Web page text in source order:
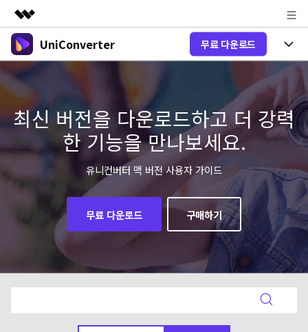
주요 제품
AIGC 크리에이티비티
유틸리티
비즈니스
솔루션
회사 소개
뉴스룸
플랜 및 가격
도움말 센터
UniConverter 무료 다운로드
제품 선택
올인원 미디어 툴박스
유니컨버터-윈도우 버전
제품 기능
음성 텍스트 변환
음성/동영상을 텍스트로 빠르고 정확
하게 변환하세요.
New
동영상 변환
업그레이드된 뛰어난 지능형 변환 프로
Hot
온라인 도구
온라인 오디오 편집기
오디오 변환
New
온라인 영상 편집기
동영상 변환
Hot
V17 업그레이드
블로그
DVD / CD 사용자
DVD 변환
New
가이드
온라인으로 시작하기
최신 버전을 다운로드하고 더 강력
한 기능을 만나보세요.
유니컨버터 맥 버전 사용자 가이드
무료 다운로드 구매하기